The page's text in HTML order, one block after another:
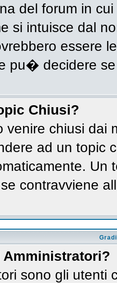
del forum in
si intuisce dal
essere
pu� decidere
Chiusi?
venire chiusi
ad un topic
contravviene
sono gli